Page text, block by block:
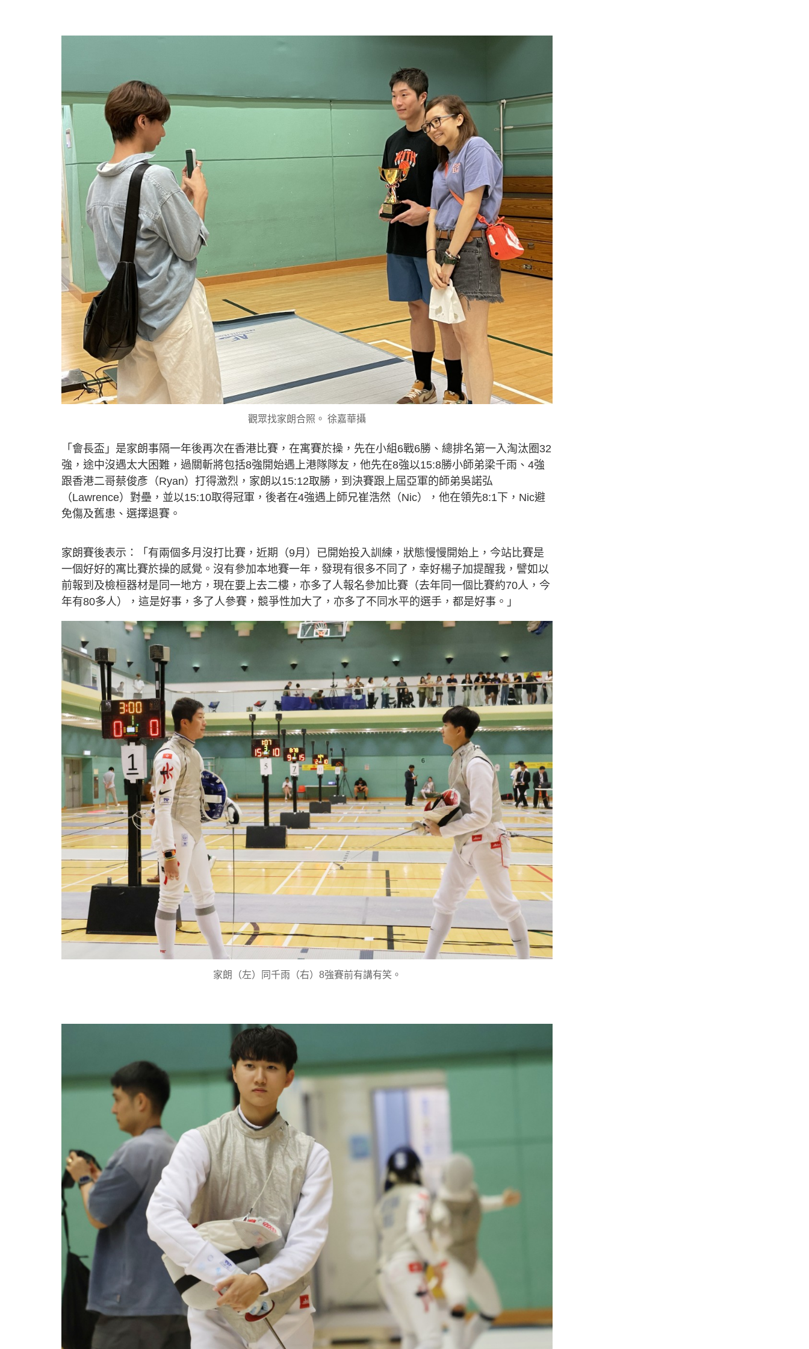
觀眾找家朗合照。 徐嘉華攝
「會長盃」是家朗事隔一年後再次在香港比賽，在寓賽於操，先在小組6戰6勝、總排名第一入淘汰圈32
強，途中沒遇太大困難，過關斬將包括8強開始遇上港隊隊友，他先在8強以15:8勝小師弟梁千雨、4強
跟香港二哥蔡俊彥（Ryan）打得激烈，家朗以15:12取勝，到決賽跟上屆亞軍的師弟吳諾弘
（Lawrence）對壘，並以15:10取得冠軍，後者在4強遇上師兄崔浩然（Nic），他在領先8:1下，Nic避
免傷及舊患、選擇退賽。
家朗賽後表示：「有兩個多月沒打比賽，近期（9月）已開始投入訓練，狀態慢慢開始上，今站比賽是
一個好好的寓比賽於操的感覺。沒有參加本地賽一年，發現有很多不同了，幸好楊子加提醒我，譬如以
前報到及檢桓器材是同一地方，現在要上去二樓，亦多了人報名參加比賽（去年同一個比賽約70人，今
年有80多人），這是好事，多了人參賽，競爭性加大了，亦多了不同水平的選手，都是好事。」
家朗（左）同千雨（右）8強賽前有講有笑。